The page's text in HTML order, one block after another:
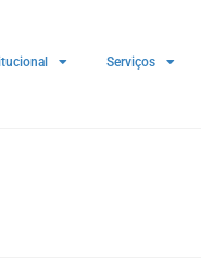
Serviços